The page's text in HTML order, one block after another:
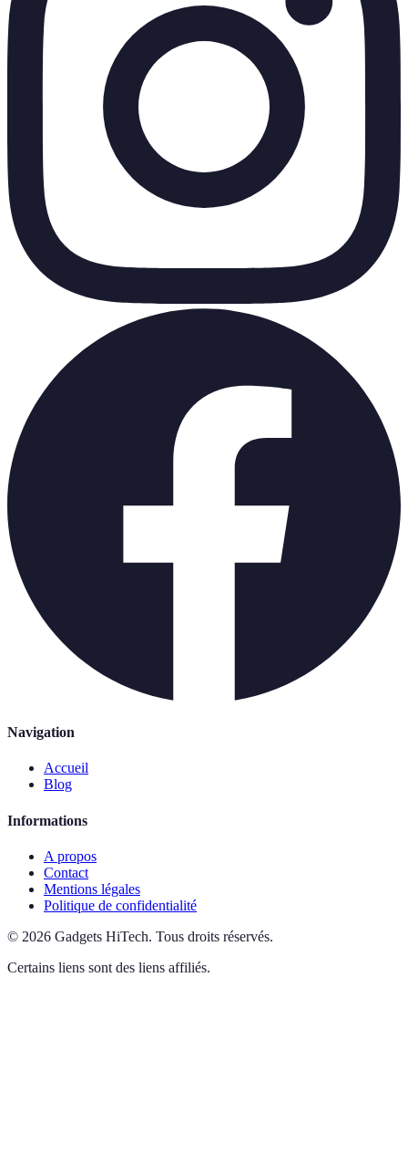
Navigation
Accueil
Blog
Informations
A propos
Contact
Mentions légales
Politique de confidentialité
© 2026 Gadgets HiTech. Tous droits réservés.
Certains liens sont des liens affiliés.